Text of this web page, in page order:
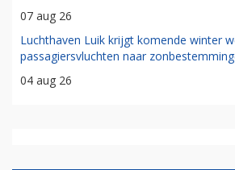
07 aug 26
Luchthaven Luik krijgt komende winter
passagiersvluchten naar
04 aug 26